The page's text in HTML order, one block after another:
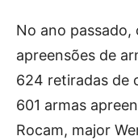
No ano
apreensões de
624 retiradas de
601 armas
Rocam, major